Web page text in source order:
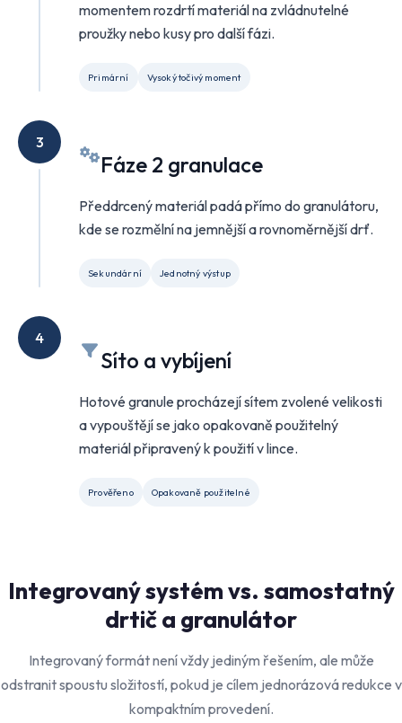
momentem rozdrtí materiál na zvládnutelné
proužky nebo kusy pro další fázi.
Primární Vysoký točivý moment
3
Fáze 2 granulace
Předdrcený materiál padá přímo do granulátoru,
kde se rozmělní na jemnější a rovnoměrnější drť.
Sekundární Jednotný výstup
4
Síto a vybíjení
Hotové granule procházejí sítem zvolené velikosti
a vypouštějí se jako opakovaně použitelný
materiál připravený k použití v lince.
Prověřeno Opakovaně použitelné
Integrovaný systém vs. samostatný
drtič a granulátor
Integrovaný formát není vždy jediným řešením, ale může
odstranit spoustu složitostí, pokud je cílem jednorázová redukce v
kompaktním provedení.